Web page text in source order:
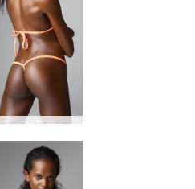
발레리 미니 비키니 #28